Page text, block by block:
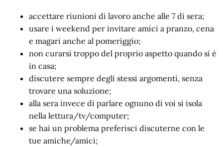
accettare riunioni di lavoro anche alle 7 di sera;
usare i weekend per invitare amici a pranzo, cena
e magari anche al pomeriggio;
non curarsi troppo del proprio aspetto quando si è
in casa;
discutere sempre degli stessi argomenti, senza
trovare una soluzione;
alla sera invece di parlare ognuno di voi si isola
nella lettura/tv/computer;
se hai un problema preferisci discuterne con le
tue amiche/amici;